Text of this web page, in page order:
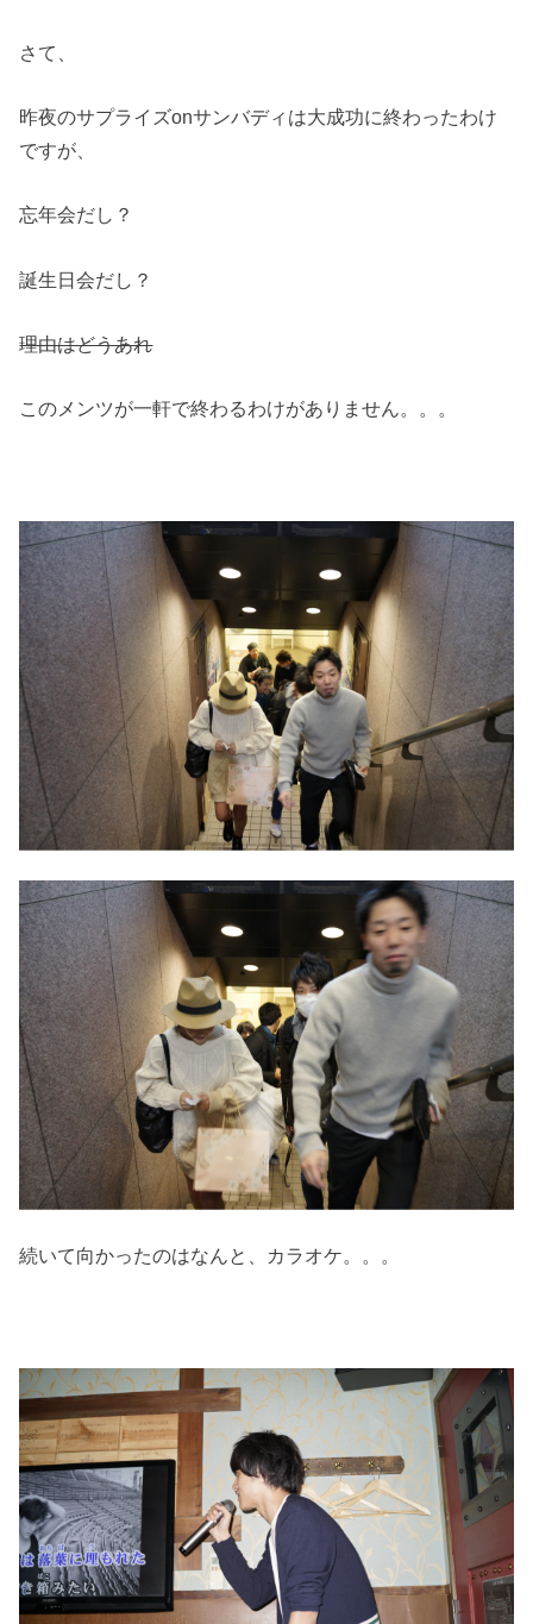
さて、
昨夜のサプライズonサンバディは大成功に終わったわけ
ですが、
忘年会だし？
誕生日会だし？
理由はどうあれ
このメンツが一軒で終わるわけがありません。。。
続いて向かったのはなんと、カラオケ。。。